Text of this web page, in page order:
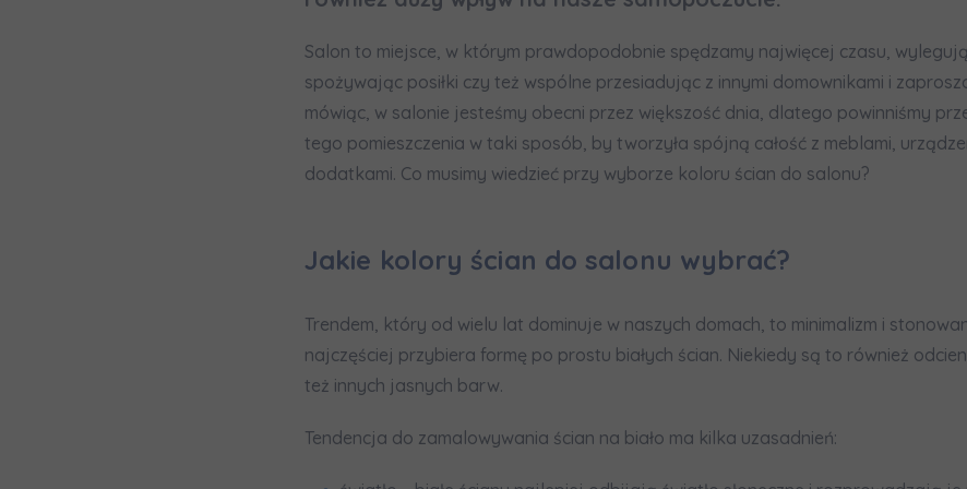
Salon to miejsce, w którym prawdopodobnie spędzamy najwięcej czasu,
spożywając posiłki czy też wspólne przesiadując z innymi domownikami i
mówiąc, w salonie jesteśmy obecni przez większość dnia, dlatego powinniśmy
tego pomieszczenia w taki sposób, by tworzyła spójną całość z meblami,
dodatkami. Co musimy wiedzieć przy wyborze koloru ścian do salonu?
Jakie kolory ścian do salonu wybrać?
Trendem, który od wielu lat dominuje w naszych domach, to minimalizm i
najczęściej przybiera formę po prostu białych ścian. Niekiedy są to również
też innych jasnych barw.
Tendencja do zamalowywania ścian na biało ma kilka uzasadnień:
Informujemy, że w trosce o najwyższą jakość i
Wyrażam zgodę na otrzymywanie informacji handlowych od...
Każdej osobie przysługuje prawo dostępu do treści swoich ... *
Rozwiń
na